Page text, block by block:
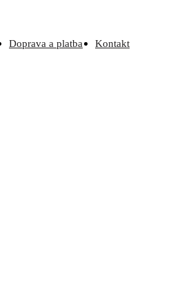
Doprava a platba Kontakt